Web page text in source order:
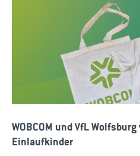
WOBCOM und VfL
Einlaufkinder